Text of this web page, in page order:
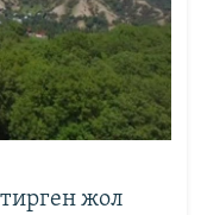
жол